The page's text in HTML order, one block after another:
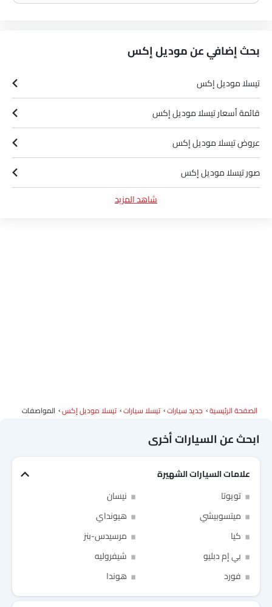
بحث إضافي عن موديل إكس
تيسلا موديل إكس
قائمة أسعار تيسلا موديل إكس
عروض تيسلا موديل إكس
صور تيسلا موديل إكس
شاهد المزيد
الصفحة الرئيسية جديد سيارات تيسلا سيارات تيسلا موديل إكس المواصفات
ابحث عن السيارات أخرى
علامات السيارات الشهيرة
تويوتا
نيسان
ميتسوبيشي
هيونداي
كيا
مرسيدس-بنز
بي إم دبليو
شيفروليه
فورد
هوندا
I have read and agree to theشروط الاستخدامand سياسة
Link Your Google Account